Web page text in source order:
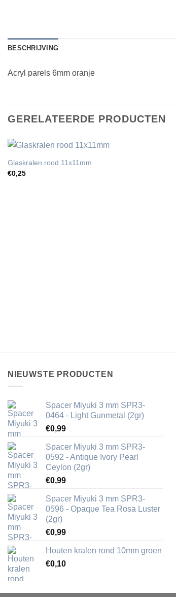
BESCHRIJVING
Acryl parels 6mm oranje
GERELATEERDE PRODUCTEN
Glaskralen rood 11x11mm
€0,25
NIEUWSTE PRODUCTEN
Spacer Miyuki 3 mm SPR3-
0464 - Light Gunmetal (2gr)
€0,99
Spacer Miyuki 3 mm SPR3-
0592 - Antique Ivory Pearl
Ceylon (2gr)
€0,99
Spacer Miyuki 3 mm SPR3-
0596 - Opaque Tea Rosa Luster
(2gr)
€0,99
Houten kralen rond 10mm groen
€0,10